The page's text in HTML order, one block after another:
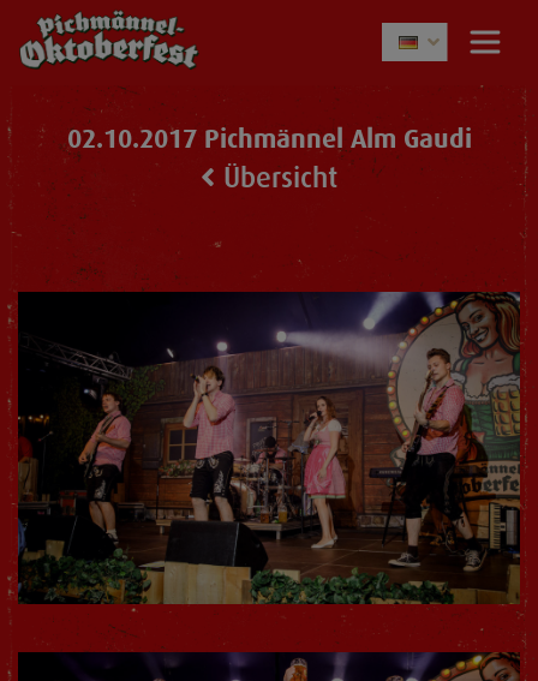
02.10.2017 Pichmännel Alm Gaudi
Übersicht